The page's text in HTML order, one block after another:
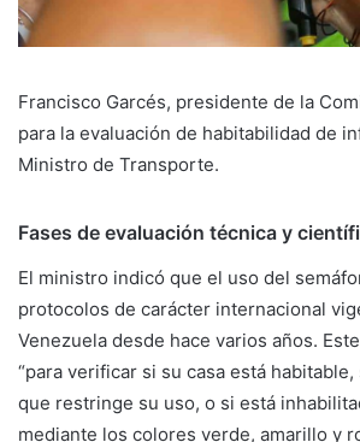
Francisco Garcés, presidente de la
para la evaluación de habitabilidad de
Ministro de Transporte.
Fases de evaluación técnica y
El ministro indicó que el uso del
protocolos de carácter internacional
Venezuela desde hace varios años.
“para verificar si su casa está
que restringe su uso, o si está
mediante los colores verde, amarillo y